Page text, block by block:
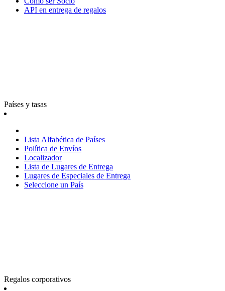
API en entrega de regalos
Países y tasas
Lista Alfabética de Países
Política de Envíos
Localizador
Lista de Lugares de Entrega
Lugares de Especiales de Entrega
Seleccione un País
Regalos corporativos